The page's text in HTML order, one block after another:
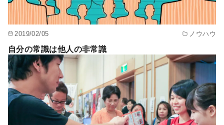
2019/02/05 ノウハウ
自分の常識は他人の非常識